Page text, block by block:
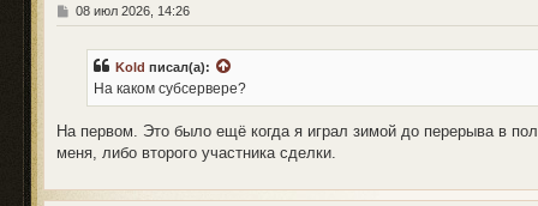
С
о
е
08 июл 2026, 14:26
Kold писал(а):
На каком субсервере?
На первом. Это было ещё когда я играл зимой до перерыва в
меня, либо второго участника сделки.